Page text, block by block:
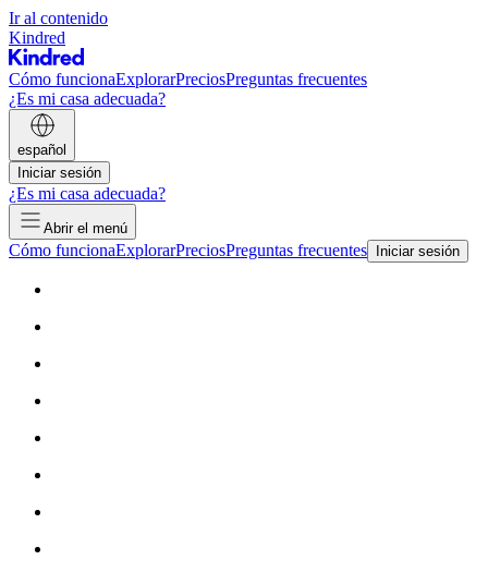
Ir al contenido
Kindred
Cómo funcionaExplorarPreciosPreguntas frecuentes
¿Es mi casa adecuada?
español
Iniciar sesión
¿Es mi casa adecuada?
Abrir el menú
Cómo funcionaExplorarPreciosPreguntas frecuentes Iniciar sesión